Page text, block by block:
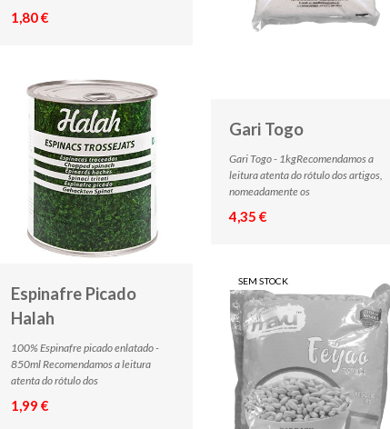
1,80 €
Gari Togo
Gari Togo - 1kgRecomendamos a
leitura atenta do rótulo dos artigos,
nomeadamente os
4,35 €
Espinafre Picado
Halah
100% Espinafre picado enlatado -
850ml Recomendamos a leitura
atenta do rótulo dos
1,99 €
SEM STOCK